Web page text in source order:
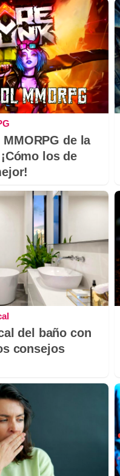
de la
los de
del baño con
consejos